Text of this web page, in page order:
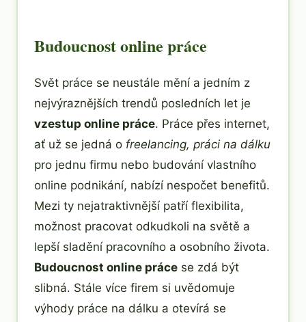
Budoucnost online práce
Svět práce se neustále mění a jedním z
nejvýraznějších trendů posledních let je
vzestup online práce. Práce přes internet,
ať už se jedná o freelancing, práci na dálku
pro jednu firmu nebo budování vlastního
online podnikání, nabízí nespočet benefitů.
Mezi ty nejatraktivnější patří flexibilita,
možnost pracovat odkudkoli na světě a
lepší sladění pracovního a osobního života.
Budoucnost online práce se zdá být
slibná. Stále více firem si uvědomuje
výhody práce na dálku a otevírá se